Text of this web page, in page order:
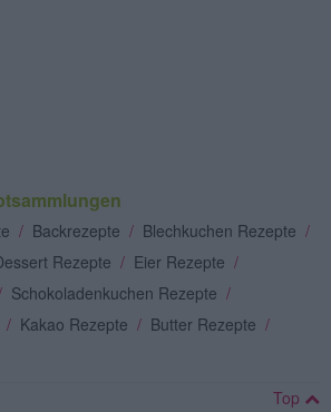
/ Backrezepte / Blechkuchen Rezepte /
Rezepte / Eier Rezepte /
Schokoladenkuchen Rezepte /
/ Kakao Rezepte / Butter Rezepte /
Top